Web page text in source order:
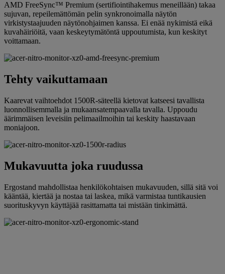
AMD FreeSync™ Premium (sertifiointihakemus meneillään) takaa
sujuvan, repeilemättömän pelin synkronoimalla näytön
virkistystaajuuden näytönohjaimen kanssa. Ei enää nykimistä eikä
kuvahäiriöitä, vaan keskeytymätöntä uppoutumista, kun keskityt
voittamaan.
Tehty vaikuttamaan
Kaarevat vaihtoehdot 1500R-säteellä kietovat katseesi tavallista
luonnollisemmalla ja mukaansatempaavalla tavalla. Uppoudu
äärimmäisen leveisiin pelimaailmoihin tai keskity haastavaan
moniajoon.
Mukavuutta joka ruudussa
Ergostand mahdollistaa henkilökohtaisen mukavuuden, sillä sitä voi
kääntää, kiertää ja nostaa tai laskea, mikä varmistaa tuntikausien
suorituskyvyn käyttäjää rasittamatta tai mistään tinkimättä.